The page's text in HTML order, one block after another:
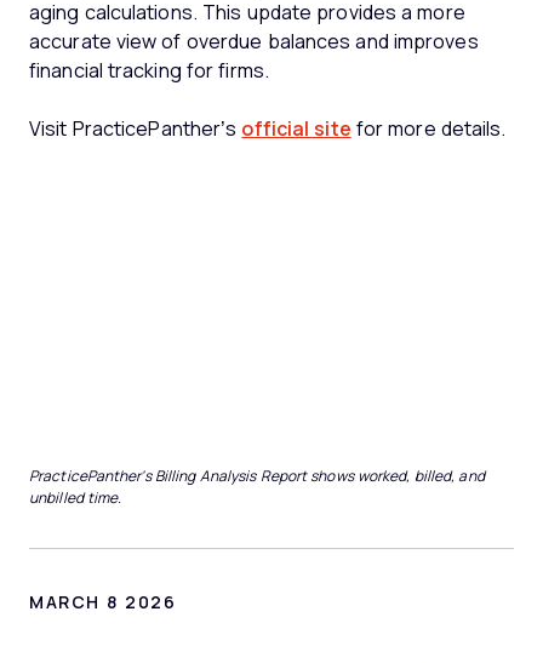
aging calculations. This update provides a more
accurate view of overdue balances and improves
financial tracking for firms.
Visit PracticePanther’s official site for more details.
PracticePanther's Billing Analysis Report shows worked, billed, and
unbilled time.
MARCH 8 2026